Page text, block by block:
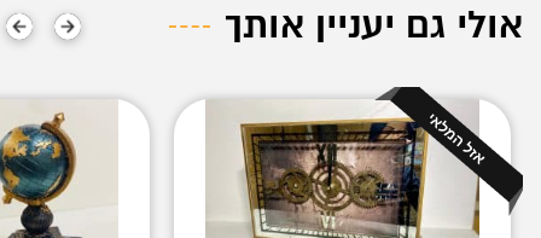
אולי גם יעניין אותך